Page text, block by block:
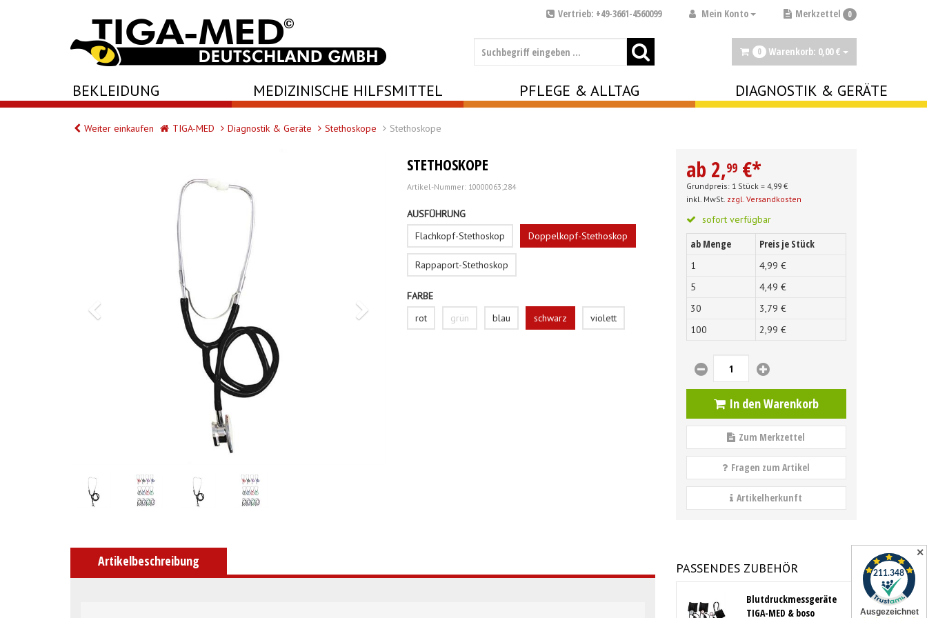
✕
Merkzettel 0
Mein Konto
Vertrieb: +49-3661-4560099
0 Warenkorb: 0,00 €
BEKLEIDUNG MEDIZINISCHE HILFSMITTEL PFLEGE & ALLTAG DIAGNOSTIK & GERÄTE
Weiter einkaufen TIGA-MED Diagnostik & Geräte Stethoskope Stethoskope
STETHOSKOPE
Artikel-Nummer: 10000063;284
AUSFÜHRUNG
Flachkopf-Stethoskop
Doppelkopf-Stethoskop
Rappaport-Stethoskop
FARBE
rot
grün blau schwarz violett
ab 2,99 €*
Grundpreis: 1 Stück = 4,99 €
inkl. MwSt. zzgl. Versandkosten
sofort verfügbar
ab Menge Preis je Stück
1 4,99 €
5
4,49 €
30
3,79 €
100
2,99 €
In den Warenkorb
Zum Merkzettel
Fragen zum Artikel
Artikelherkunft
Artikelbeschreibung PASSENDES ZUBEHÖR
Blutdruckmessgeräte
TIGA-MED & boso